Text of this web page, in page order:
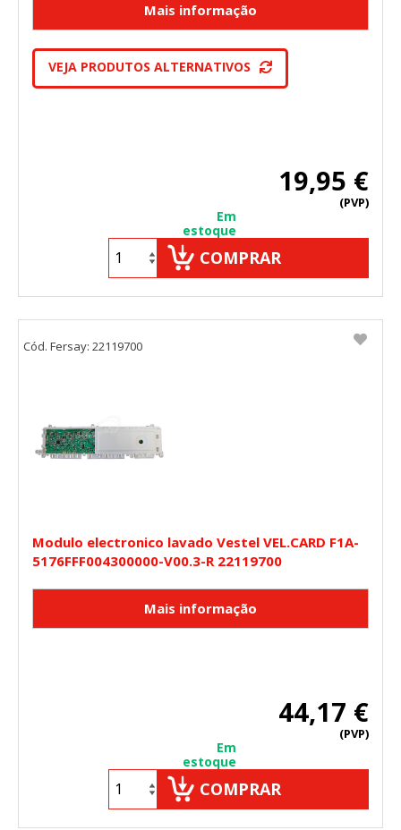
VEJA PRODUTOS ALTERNATIVOS
19,95 €
(PVP)
Em
estoque
COMPRAR
Modulo electronico lavado Vestel VEL.CARD F1A-
5176FFF004300000-V00.3-R 22119700
44,17 €
(PVP)
Em
estoque
COMPRAR
Cód. Fersay: 22119700
"Configuración de cookies" al pie de la página. También puedes